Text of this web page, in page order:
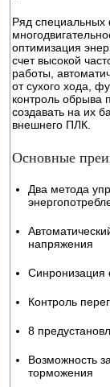
Ряд специальных
оптимизация
счет высокой
работы,
от сухого хода,
контроль обрыва
создавать на их
внешнего ПЛК.
Основные
Два метода
напряжения
Контроль
8
Возможность
торможения